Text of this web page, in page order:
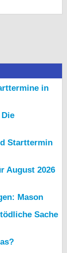
in
Starttermin
August 2026
Mason
Sache